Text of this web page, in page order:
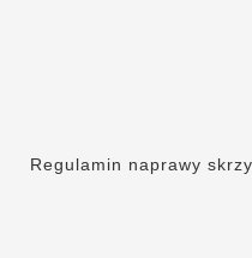
Regulamin naprawy